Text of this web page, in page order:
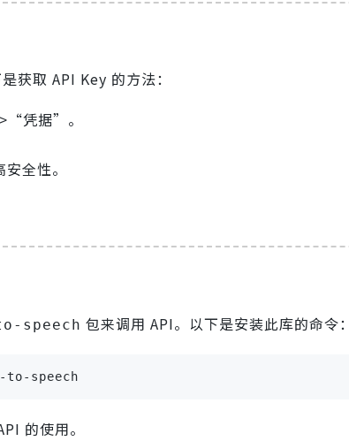
获取 API Key 的方法：
凭据”。
全性。
speech 包来调用 API。以下是安装此库的命令
speech
的使用。